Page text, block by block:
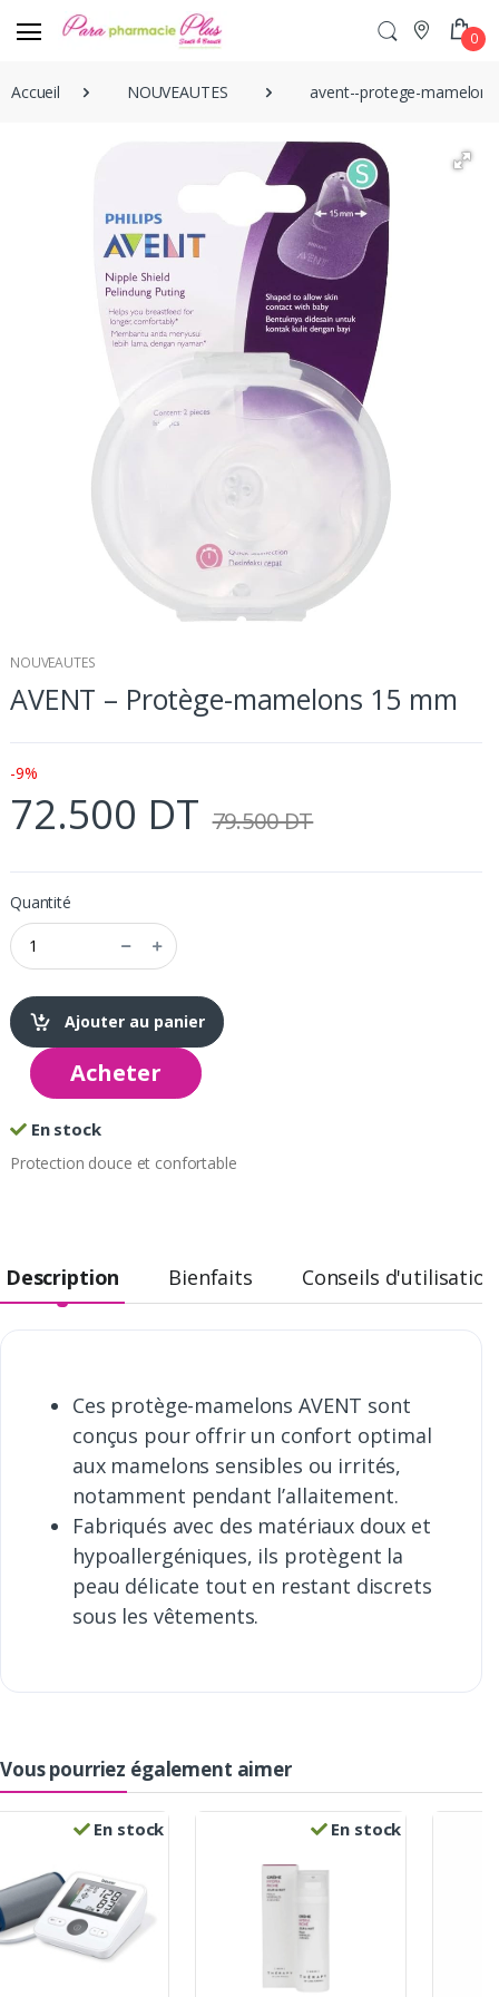
0
Accueil NOUVEAUTES avent--protege-
NOUVEAUTES
AVENT – Protège-mamelons 15 mm
-9%
72.500 DT 79.500 DT
Quantité
Ajouter au panier
Acheter
En stock
Protection douce et confortable
Description Bienfaits Conseils d'utilisation
Ces protège-mamelons AVENT sont
conçus pour offrir un confort optimal
aux mamelons sensibles ou irrités,
notamment pendant l’allaitement.
Fabriqués avec des matériaux doux et
hypoallergéniques, ils protègent la
peau délicate tout en restant discrets
sous les vêtements.
Vous pourriez également aimer
En stock En stock